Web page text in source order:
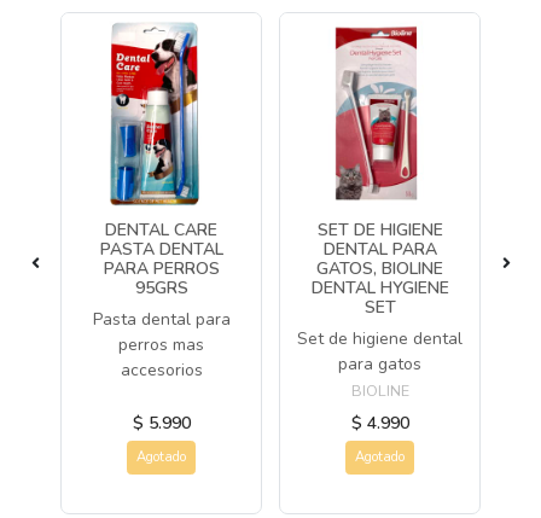
DENTAL CARE
PASTA DENTAL
PARA PERROS
95GRS
Pasta dental para
perros mas
accesorios
$ 5.990
Agotado
SET DE HIGIENE
DENTAL PARA
GATOS, BIOLINE
DENTAL HYGIENE
SET
Set de higiene dental
para gatos
BIOLINE
$ 4.990
Agotado